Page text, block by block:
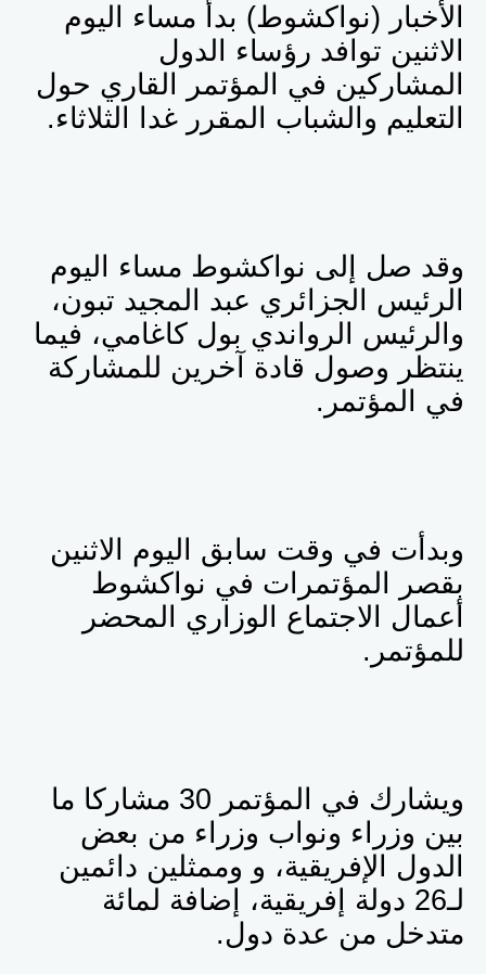
الأخبار (نواكشوط) بدأ مساء اليوم
الاثنين توافد رؤساء الدول
المشاركين في المؤتمر القاري حول
التعليم والشباب المقرر غدا الثلاثاء.
وقد صل إلى نواكشوط مساء اليوم
الرئيس الجزائري عبد المجيد تبون،
والرئيس الرواندي بول كاغامي، فيما
ينتظر وصول قادة آخرين للمشاركة
في المؤتمر.
وبدأت في وقت سابق اليوم الاثنين
بقصر المؤتمرات في نواكشوط
أعمال الاجتماع الوزاري المحضر
للمؤتمر.
ويشارك في المؤتمر 30 مشاركا ما
بين وزراء ونواب وزراء من بعض
الدول الإفريقية، و وممثلين دائمين
لـ26 دولة إفريقية، إضافة لمائة
متدخل من عدة دول.